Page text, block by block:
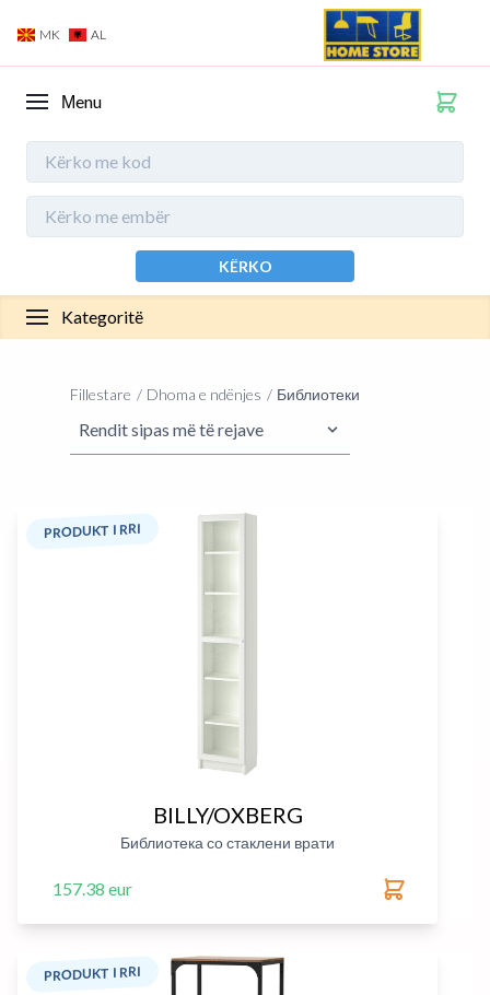
MK AL
Мenu
KËRKO
Kategoritë
Fillestare Dhoma e ndënjes Библиотеки
PRODUKT I RRI
BILLY/OXBERG
Библиотека со стаклени врати
157.38 eur
PRODUKT I RRI